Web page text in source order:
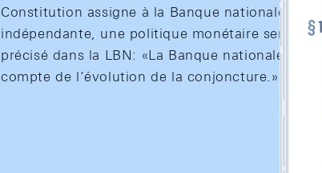
Constitution assigne à la Banque nationale la
indépendante, une politique monétaire servant
précisé dans la LBN: «La Banque nationale […]
compte de l’évolution de la conjoncture.»